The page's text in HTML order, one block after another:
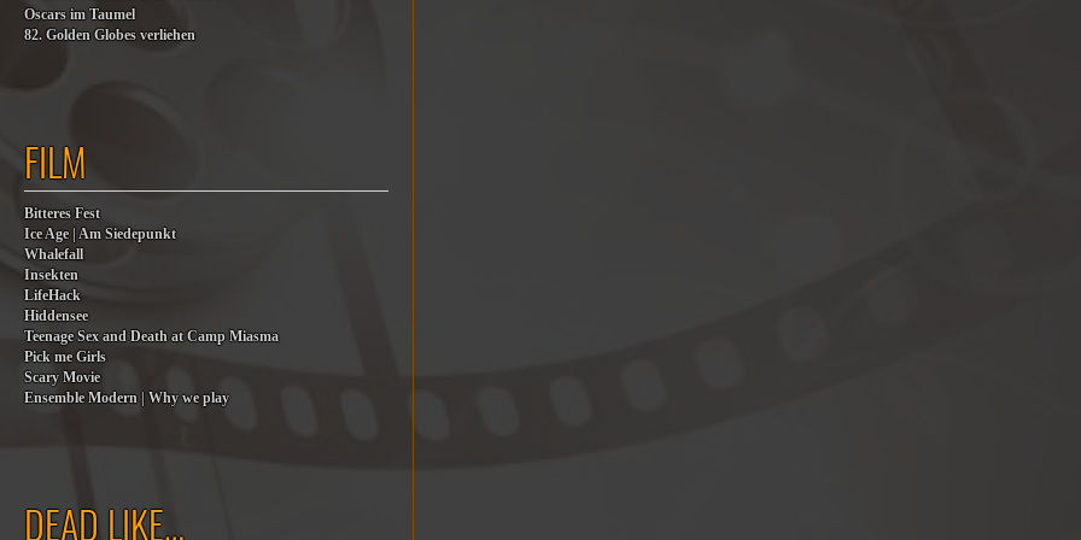
Oscars im Taumel
82. Golden Globes verliehen
FILM
Bitteres Fest
Ice Age | Am Siedepunkt
Whalefall
Insekten
LifeHack
Hiddensee
Teenage Sex and Death at Camp Miasma
Pick me Girls
Scary Movie
Ensemble Modern | Why we play
DEAD LIKE…